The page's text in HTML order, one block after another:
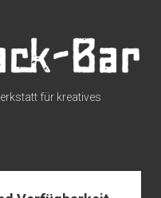
für kreatives
githubmastodon